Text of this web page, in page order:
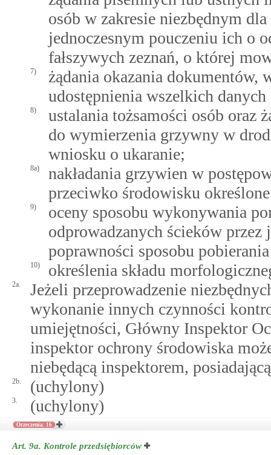
osób w zakresie niezbędnym
jednoczesnym pouczeniu ich o
fałszywych zeznań, o której
7)
żądania okazania
udostępnienia wszelkich
8)
ustalania tożsamości osób oraz
do wymierzenia grzywny w
wniosku o ukaranie;
8a)
nakładania grzywien w
przeciwko środowisku
9)
oceny sposobu wykonywania
odprowadzanych ścieków
poprawności sposobu
10) określenia składu
2a.
Jeżeli przeprowadzenie
wykonanie innych czynności
umiejętności, Główny Inspektor
inspektor ochrony środowiska
niebędącą inspektorem,
2b. (uchylony)
3. (uchylony)
Orzeczenia: 16
Art. 9a. Kontrole przedsiębiorców